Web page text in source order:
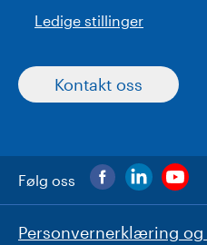
Ledige stillinger
Kontakt oss
Personvernerklæring
Følg oss